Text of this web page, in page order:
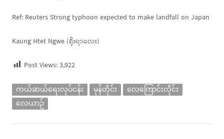
Ref: Reuters Strong typhoon expected to make landfall on Japan
Kaung Htet Ngwe (ရိုးရာလေး)
Post Views:3,922
ကယ်ဆယ်ရေးလုပ်ငန်း မုန်တိုင်း
လေကြောင်းလိုင်း
လေယာဉ်